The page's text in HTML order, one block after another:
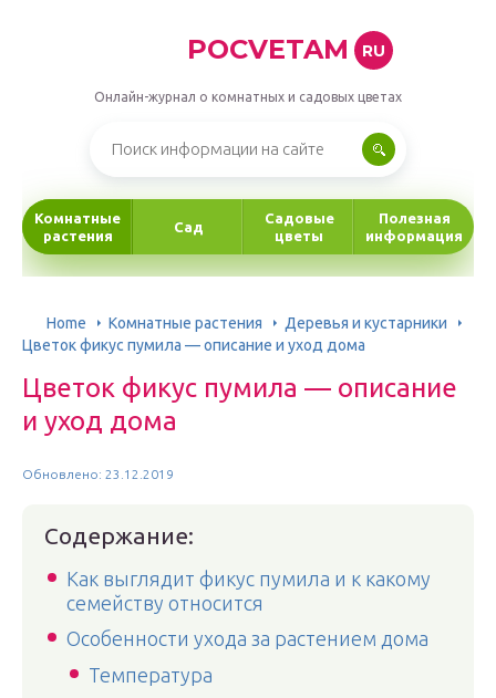
POCVETAM RU
Онлайн-журнал о комнатных и садовых цветах
Комнатные
растения
Сад
Садовые
цветы
Полезная
информация
Home Комнатные растения
Деревья и кустарники
Цветок фикус пумила — описание и уход дома
Цветок фикус пумила — описание
и уход дома
Обновлено: 23.12.2019
Содержание:
Как выглядит фикус пумила и к какому
семейству относится
Особенности ухода за растением дома
Температура